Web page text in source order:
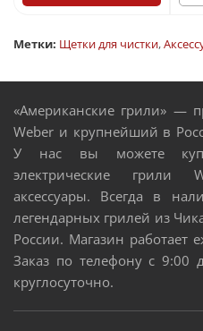
Метки: Щетки для чистки,
«Американские грили» —
Weber и крупнейший в
У нас вы можете
электрические грили
аксессуары. Всегда в
легендарных грилей из
России. Магазин работает
Заказ по телефону с 9:00
круглосуточно.